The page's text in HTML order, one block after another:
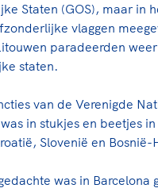
Staten (GOS), maar in
vlaggen
paradeerden
staten.
van de Verenigde
in stukjes en beetjes
Slovenië en Bosnië-
was in Barcelona